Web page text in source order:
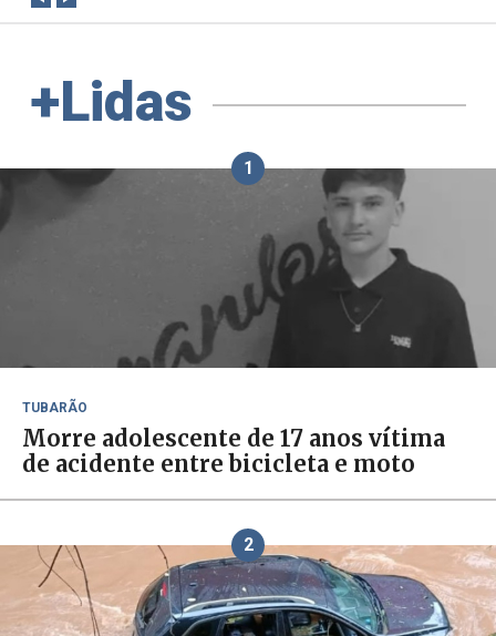
+Lidas
1
TUBARÃO
Morre adolescente de 17 anos vítima
de acidente entre bicicleta e moto
2